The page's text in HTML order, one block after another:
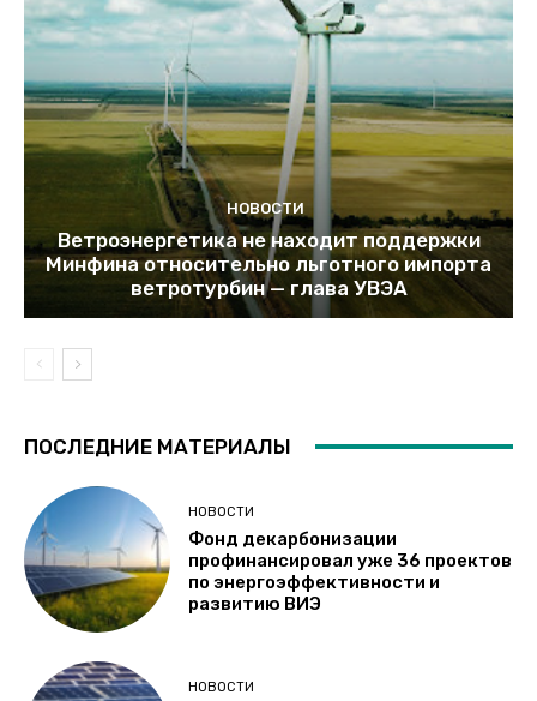
НОВОСТИ
Ветроэнергетика не находит поддержки
Минфина относительно льготного импорта
ветротурбин — глава УВЭА
ПОСЛЕДНИЕ МАТЕРИАЛЫ
НОВОСТИ
Фонд декарбонизации
профинансировал уже 36 проектов
по энергоэффективности и
развитию ВИЭ
НОВОСТИ